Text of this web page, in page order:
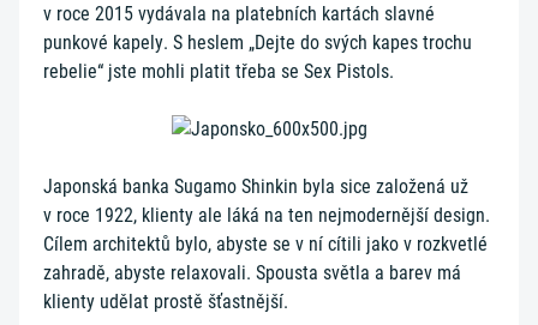
v roce 2015 vydávala na platebních kartách slavné
punkové kapely. S heslem „Dejte do svých kapes trochu
rebelie“ jste mohli platit třeba se Sex Pistols.
Japonská banka Sugamo Shinkin byla sice založená už
v roce 1922, klienty ale láká na ten nejmodernější design.
Cílem architektů bylo, abyste se v ní cítili jako v rozkvetlé
zahradě, abyste relaxovali. Spousta světla a barev má
klienty udělat prostě šťastnější.